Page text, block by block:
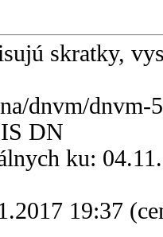
skratky,
dnvm/dnvm-
DN
ku:
19:37